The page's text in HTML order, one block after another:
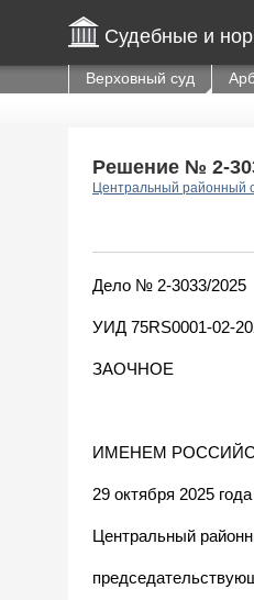
Судебные и
Верховный суд
Решение № 2-
Центральный районный
Дело № 2-3033/2025
УИД 75RS0001-02-
ЗАОЧНОЕ
ИМЕНЕМ
29 октября 2025 года
Центральный